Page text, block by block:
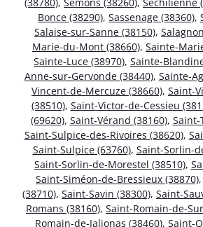
Bonce (38290), Sassenage (38360),
Salaise-sur-Sanne (38150),
Marie-du-Mont (38660), Sainte-
Sainte-Luce (38970), Sainte-
Anne-sur-Gervonde (38440), Sainte-
Vincent-de-Mercuze (38660), Saint-
(38510), Saint-Victor-de-Cessieu
(69620), Saint-Vérand (38160), Saint-
Saint-Sulpice-des-Rivoires (38620),
Saint-Sulpice (63760), Saint-Sorlin-
Saint-Sorlin-de-Morestel (38510),
Saint-Siméon-de-Bressieux (38870),
(38710), Saint-Savin (38300), Saint-
Romans (38160), Saint-Romain-de-
Romain-de-Jalionas (38460), Saint-